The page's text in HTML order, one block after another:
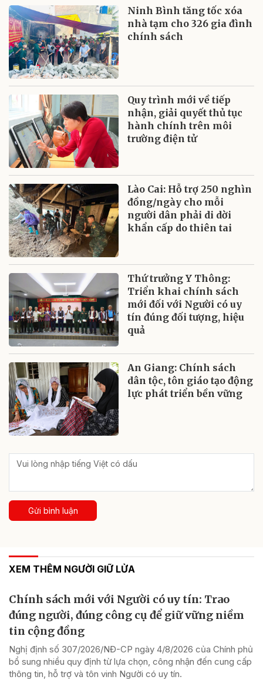
Ninh Bình tăng tốc xóa
nhà tạm cho 326 gia đình
chính sách
Quy trình mới về tiếp
nhận, giải quyết thủ tục
hành chính trên môi
trường điện tử
Lào Cai: Hỗ trợ 250 nghìn
đồng/ngày cho mỗi
người dân phải di dời
khẩn cấp do thiên tai
Thứ trưởng Y Thông:
Triển khai chính sách
mới đối với Người có uy
tín đúng đối tượng, hiệu
quả
An Giang: Chính sách
dân tộc, tôn giáo tạo động
lực phát triển bền vững
Gửi bình luận
XEM THÊM NGƯỜI GIỮ LỬA
Chính sách mới với Người có uy tín: Trao
đúng người, đúng công cụ để giữ vững niềm
tin cộng đồng
Nghị định số 307/2026/NĐ-CP ngày 4/8/2026 của Chính phủ
bổ sung nhiều quy định từ lựa chọn, công nhận đến cung cấp
thông tin, hỗ trợ và tôn vinh Người có uy tín.